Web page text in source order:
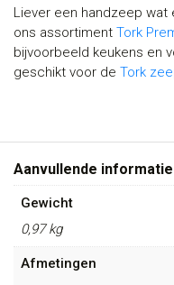
Liever een handzeep wat
ons assortiment Tork
bijvoorbeeld keukens en
geschikt voor de Tork
Aanvullende informatie
Gewicht
0,97 kg
Afmetingen